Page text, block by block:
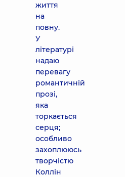
життя
на
повну.
У
літературі
надаю
перевагу
романтичній
прозі,
яка
торкається
серця;
особливо
захоплююсь
творчістю
Коллін